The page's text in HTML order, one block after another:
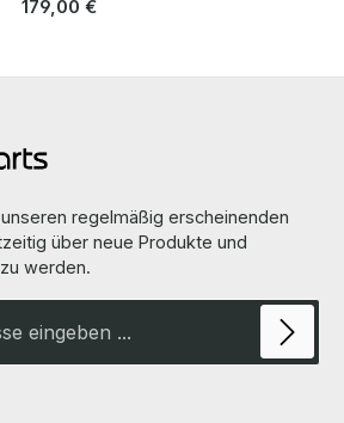
finden Sie auf den Seiten des
Regulärer Preis:
179,00 €
regelmäßig erscheinenden
über neue Produkte und
werden.